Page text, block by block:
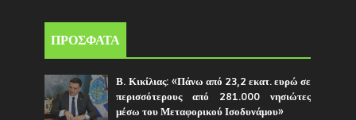
ΠΡΟΣΦΑΤΑ
Β. Κικίλιας: «Πάνω από 23,2 εκατ. ευρώ σε
περισσότερους από 281.000 νησιώτες
μέσω του Μεταφορικού Ισοδυνάμου»